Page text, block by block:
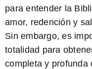
para entender la
amor, redención y
Sin embargo, es
totalidad para
completa y profunda